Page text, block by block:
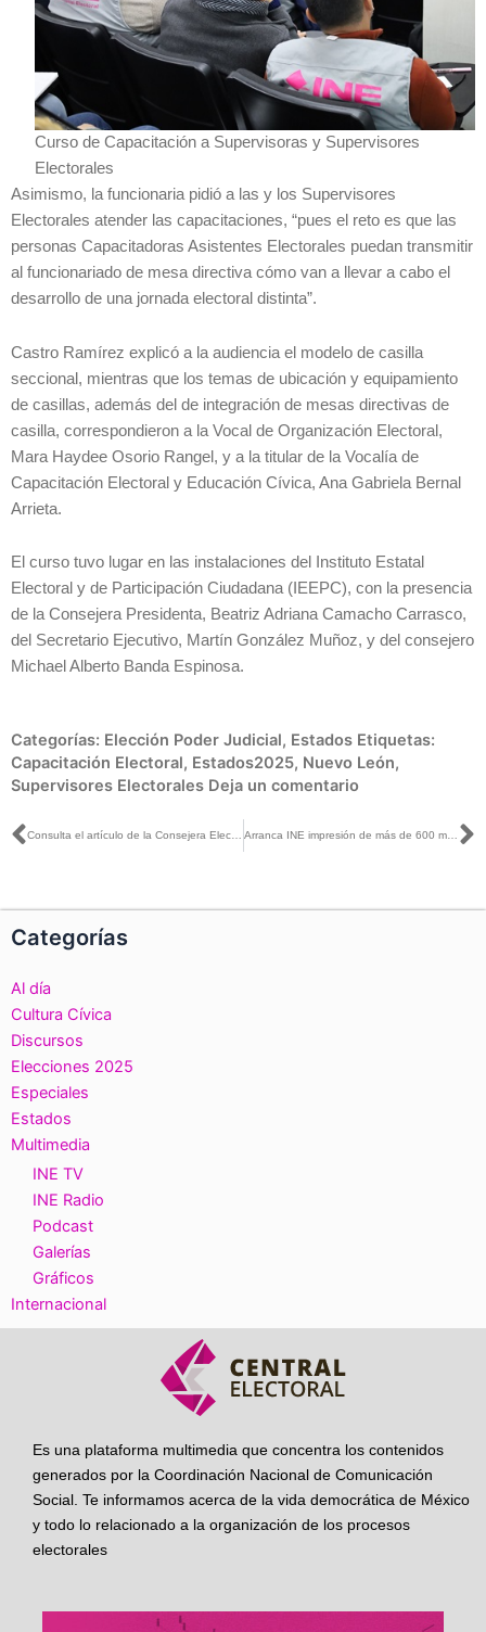
Curso de Capacitación a Supervisoras y Supervisores
Electorales
Asimismo, la funcionaria pidió a las y los Supervisores
Electorales atender las capacitaciones, “pues el reto es que las
personas Capacitadoras Asistentes Electorales puedan transmitir
al funcionariado de mesa directiva cómo van a llevar a cabo el
desarrollo de una jornada electoral distinta”.
Castro Ramírez explicó a la audiencia el modelo de casilla
seccional, mientras que los temas de ubicación y equipamiento
de casillas, además del de integración de mesas directivas de
casilla, correspondieron a la Vocal de Organización Electoral,
Mara Haydee Osorio Rangel, y a la titular de la Vocalía de
Capacitación Electoral y Educación Cívica, Ana Gabriela Bernal
Arrieta.
El curso tuvo lugar en las instalaciones del Instituto Estatal
Electoral y de Participación Ciudadana (IEEPC), con la presencia
de la Consejera Presidenta, Beatriz Adriana Camacho Carrasco,
del Secretario Ejecutivo, Martín González Muñoz, y del consejero
Michael Alberto Banda Espinosa.
Categorías: Elección Poder Judicial, Estados Etiquetas:
Capacitación Electoral, Estados2025, Nuevo León,
Supervisores Electorales Deja un comentario
Ant Arranca INE impresión de más de 600 millones de boletas para elección judicial
Categorías
Al día
Cultura Cívica
Discursos
Elecciones 2025
Especiales
Estados
Multimedia
INE TV
INE Radio
Podcast
Galerías
Gráficos
Internacional
Es una plataforma multimedia que concentra los contenidos
generados por la Coordinación Nacional de Comunicación
Social. Te informamos acerca de la vida democrática de México
y todo lo relacionado a la organización de los procesos
electorales